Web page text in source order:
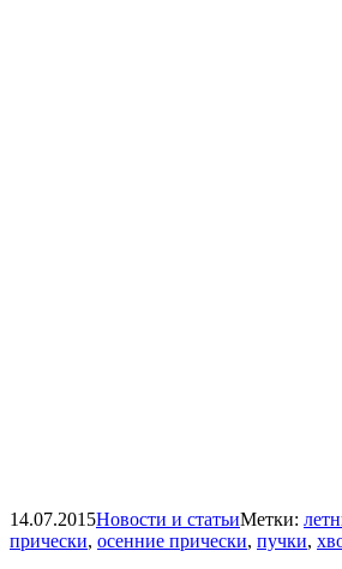
14.07.2015Новости и статьиМетки:
прически, осенние прически, пучки,